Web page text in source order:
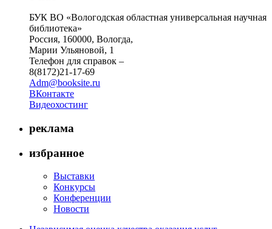
БУК ВО «Вологодская областная универсальная научная
библиотека»
Россия, 160000, Вологда,
Марии Ульяновой, 1
Телефон для справок –
8(8172)21-17-69
Adm@booksite.ru
ВКонтакте
Видеохостинг
реклама
избранное
Выставки
Конкурсы
Конференции
Новости